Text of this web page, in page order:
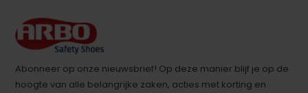
Abonneer op onze nieuwsbrief! Op deze manier blijf je op de
hoogte van alle belangrijke zaken, acties met korting en